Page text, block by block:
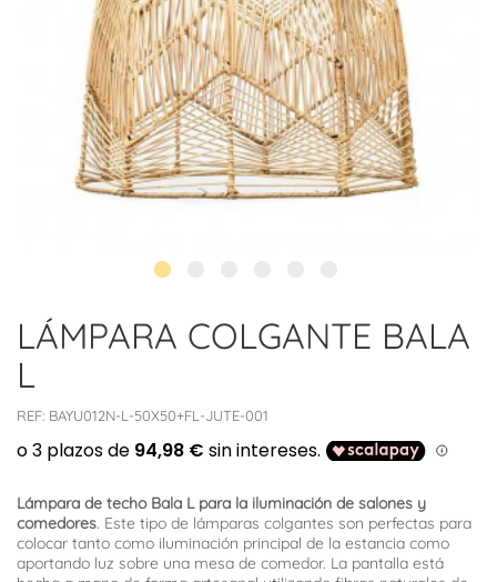
LÁMPARA COLGANTE BALA
L
REF: BAYU012N-L-50X50+FL-JUTE-001
Lámpara de techo Bala L para la iluminación de salones y
comedores. Este tipo de lámparas colgantes son perfectas para
colocar tanto como iluminación principal de la estancia como
aportando luz sobre una mesa de comedor. La pantalla está